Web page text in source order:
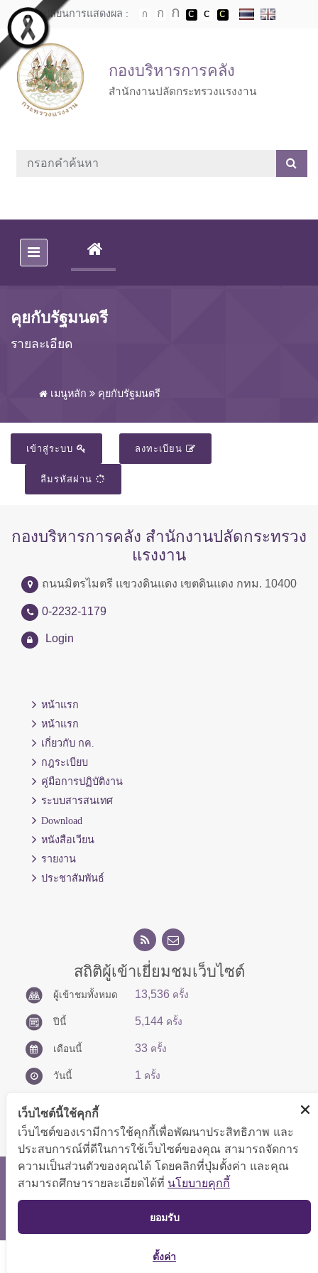
Skip to main content
เปลี่ยนการแสดงผล :
กองบริหารการคลัง
สำนักงานปลัดกระทรวงแรงงาน
(CURRENT)
คุยกับรัฐมนตรี
รายละเอียด
เมนูหลัก คุยกับรัฐมนตรี
เข้าสู่ระบบ ลงทะเบียน
ลืมรหัสผ่าน
กองบริหารการคลัง สำนักงานปลัดกระทรวง
แรงงาน
ถนนมิตรไมตรี แขวงดินแดง เขตดินแดง กทม. 10400
0-2232-1179
Login
หน้าแรก
หน้าแรก
เกี่ยวกับ กค.
กฎระเบียบ
คู่มือการปฏิบัติงาน
ระบบสารสนเทศ
Download
หนังสือเวียน
รายงาน
ประชาสัมพันธ์
สถิติผู้เข้าเยี่ยมชมเว็บไซต์
ผู้เข้าชมทั้งหมด 13,536 ครั้ง
ปีนี้ 5,144 ครั้ง
เดือนนี้ 33 ครั้ง
วันนี้ 1 ครั้ง
สงวนลิขสิทธิ์ © 2566 กองบริหารการคลัง
แสดงผลได้ดีที่ขนาดหน้าจอ 1024x768 pixel
แผนผังเว็บไซต์
TOP
เว็บไซต์นี้ใช้คุกกี้
เว็บไซต์ของเรามีการใช้คุกกี้เพื่อพัฒนาประสิทธิภาพ และ
ประสบการณ์ที่ดีในการใช้เว็บไซต์ของคุณ สามารถจัดการ
ความเป็นส่วนตัวของคุณได้ โดยคลิกที่ปุ่มตั้งค่า และคุณ
สามารถศึกษารายละเอียดได้ที่ นโยบายคุกกี้
ยอมรับ
ตั้งค่า